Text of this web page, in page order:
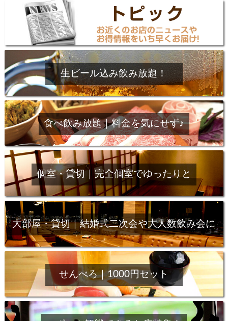
生ビール込み飲み放題！
食べ飲み放題｜料金を気にせず♪
個室・貸切｜完全個室でゆったりと
大部屋・貸切｜結婚式二次会や大人数飲み会に
せんべろ｜1000円セット